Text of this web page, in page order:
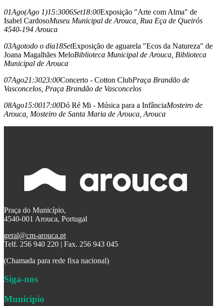
01Ago(Ago 1)15:3006Set18:00Exposição "Arte com Alma" de
Isabel CardosoMuseu Municipal de Arouca , Rua Eça de Queirós
4540-194 Arouca
03Agotodo o dia18SetExposição de aguarela "Ecos da Natureza" de
Joana Magalhães MeloBiblioteca Municipal de Arouca , Biblioteca
Municipal de Arouca
07Ago21:3023:00Concerto - Cotton ClubPraça Brandão de
Vasconcelos , Praça Brandão de Vasconcelos
08Ago15:0017:00Dó Ré Mi - Música para a InfânciaMosteiro de
Arouca , Mosteiro de Santa Maria de Arouca, Arouca
Praça do Município,
4540-001 Arouca, Portugal
geral@cm-arouca.pt
Telf. 256 940 220 | Fax. 256 943 045
(Chamada para rede fixa nacional)
Siga-nos
Município